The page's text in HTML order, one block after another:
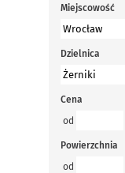
Miejscowość
Dzielnica
Cena
od
Powierzchnia
od